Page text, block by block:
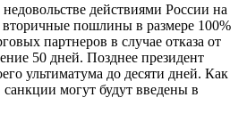
действиями России на
пошлины в размере 100%
партнеров в случае отказа от
50 дней. Позднее президент
ультиматума до десяти дней. Как
могут будут введены в